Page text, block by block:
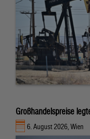
Großhandelspreise
6. August 2026, Wien